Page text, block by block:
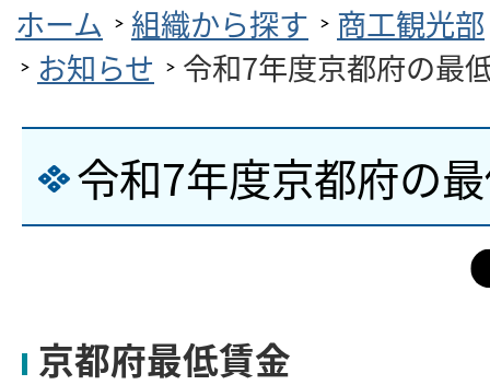
ホーム
組織から探す
商工観光部
お知らせ
令和7年度京都府の最
令和7年度京都府の
京都府最低賃金